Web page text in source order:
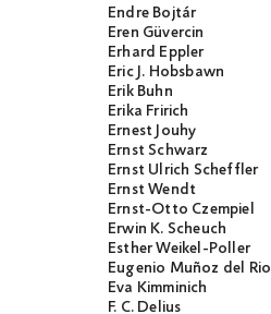
Endre Bojtár
Eren Güvercin
Erhard Eppler
Eric J. Hobsbawn
Erik Buhn
Erika Fririch
Ernest Jouhy
Ernst Schwarz
Ernst Ulrich Scheffler
Ernst Wendt
Ernst-Otto Czempiel
Erwin K. Scheuch
Esther Weikel-Poller
Eugenio Muñoz del Rio
Eva Kimminich
F. C. Delius